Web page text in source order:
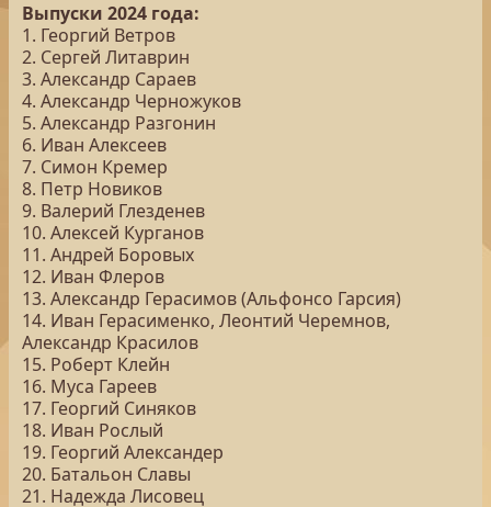
Выпуски 2024 года:
1. Георгий Ветров
2. Сергей Литаврин
3. Александр Сараев
4. Александр Черножуков
5. Александр Разгонин
6. Иван Алексеев
7. Симон Кремер
8. Петр Новиков
9. Валерий Глезденев
10. Алексей Курганов
11. Андрей Боровых
12. Иван Флеров
13. Александр Герасимов (Альфонсо Гарсия)
14. Иван Герасименко, Леонтий Черемнов,
Александр Красилов
15. Роберт Клейн
16. Муса Гареев
17. Георгий Синяков
18. Иван Рослый
19. Георгий Александер
20. Батальон Славы
21. Надежда Лисовец